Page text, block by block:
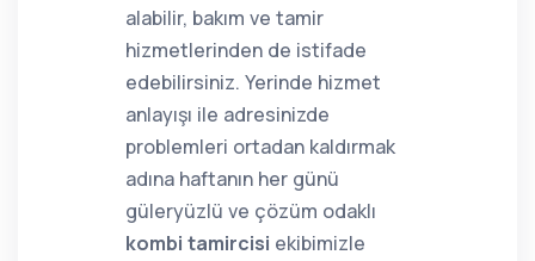
alabilir, bakım ve tamir
hizmetlerinden de istifade
edebilirsiniz. Yerinde hizmet
anlayışı ile adresinizde
problemleri ortadan kaldırmak
adına haftanın her günü
güleryüzlü ve çözüm odaklı
kombi tamircisi ekibimizle